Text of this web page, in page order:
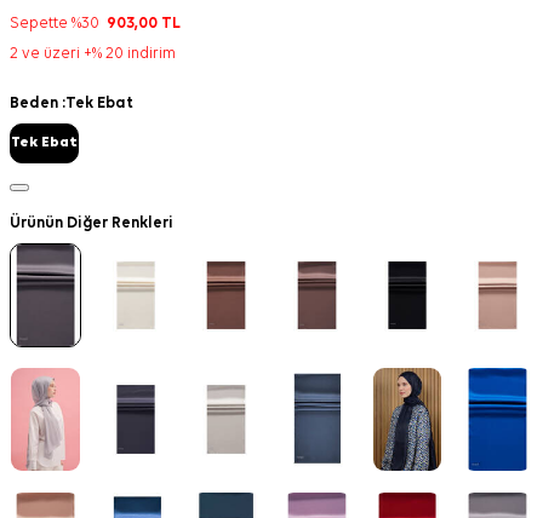
Sepette %30 903,00 TL
2 ve üzeri +% 20 indirim
Beden :Tek Ebat
Tek Ebat
Ürünün Diğer Renkleri